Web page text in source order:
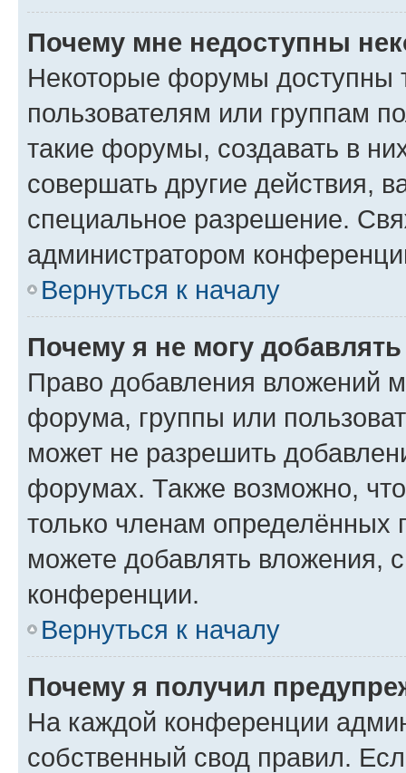
Почему мне недоступны
Некоторые форумы доступны
пользователям или группам
такие форумы, создавать в
совершать другие действия,
специальное разрешение.
администратором
Вернуться к началу
Почему я не могу
Право добавления вложений
форума, группы или
может не разрешить
форумах. Также возможно,
только членам определённых
можете добавлять вложения,
конференции.
Вернуться к началу
Почему я получил
На каждой конференции
собственный свод правил.